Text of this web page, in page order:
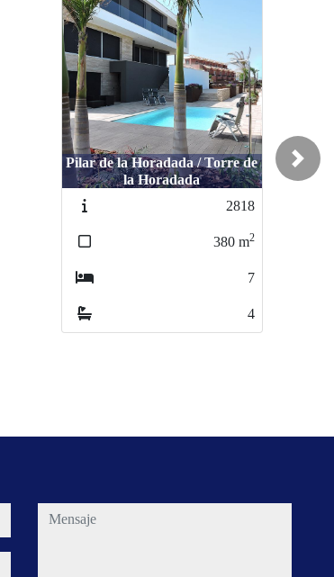
Finestrat /
3564
407 m2
3
4
Next
mensaje